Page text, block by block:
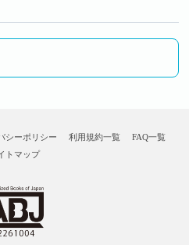
シーポリシー 利用規約一覧
FAQ一覧
トマップ